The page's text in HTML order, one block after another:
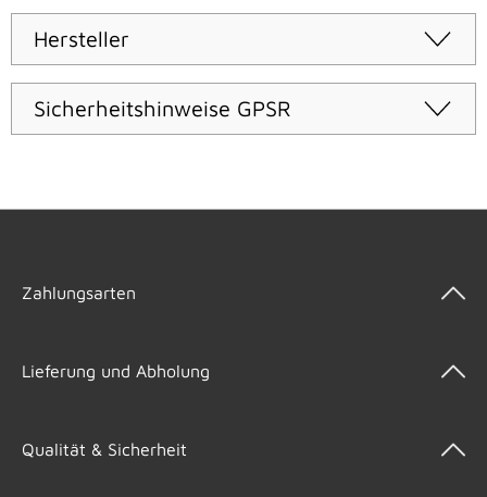
Hersteller
Sicherheitshinweise GPSR
Zahlungsarten
Lieferung und Abholung
Qualität & Sicherheit